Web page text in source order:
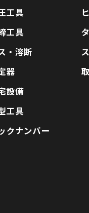
工具
工具
・溶断
器
設備
工具
クナンバー